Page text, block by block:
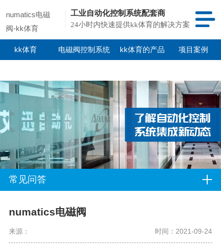
numatics电磁
阀-kk体育
工业自动化控制系统配套商
24小时内快速提供kk体育的解决方案
kk体育 电磁阀控制系统 kk体育的产品 项目案例
常见问答
numatics电磁阀
来源： 时间：2021-09-24